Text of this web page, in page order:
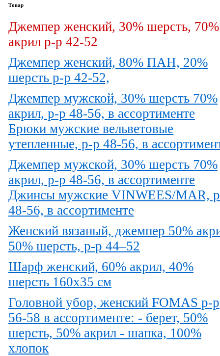
Товар
Джемпер женский, 30% шерсть, 70%
акрил р-р 42-52
Джемпер женский, 80% ПАН, 20%
шерсть р-р 42-52,
Джемпер мужской, 30% шерсть 70%
акрил, р-р 48-56, в ассортименте
Брюки мужские вельветовые
утепленные, р-р 48-56, в
Джемпер мужской, 30% шерсть 70%
акрил, р-р 48-56, в ассортименте
Джинсы мужские VINWEES/MAR,
48-56, в ассортименте
Женский вязаный, джемпер 50%
50% шерсть, р-р 44–52
Шарф женский, 60% акрил, 40%
шерсть 160х35 см
Головной убор, женский FOMAS р-р
56-58 в ассортименте: - берет, 50%
шерсть, 50% акрил - шапка, 100%
хлопок